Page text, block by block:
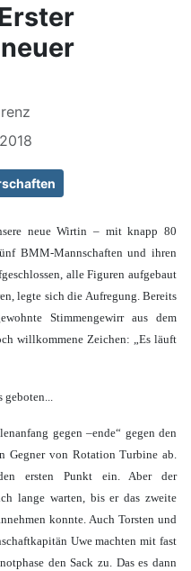
neue Wirtin – mit knapp 80
BMM-Mannschaften und ihren
alle Figuren aufgebaut
legte sich die Aufregung. Bereits
Stimmengewirr aus dem
willkommene Zeichen: „Es läuft
geboten...
gegen –ende“ gegen den
Gegner von Rotation Turbine ab.
ersten Punkt ein. Aber der
lange warten, bis er das zweite
konnte. Auch Torsten und
Uwe machten mit fast
den Sack zu. Das es dann